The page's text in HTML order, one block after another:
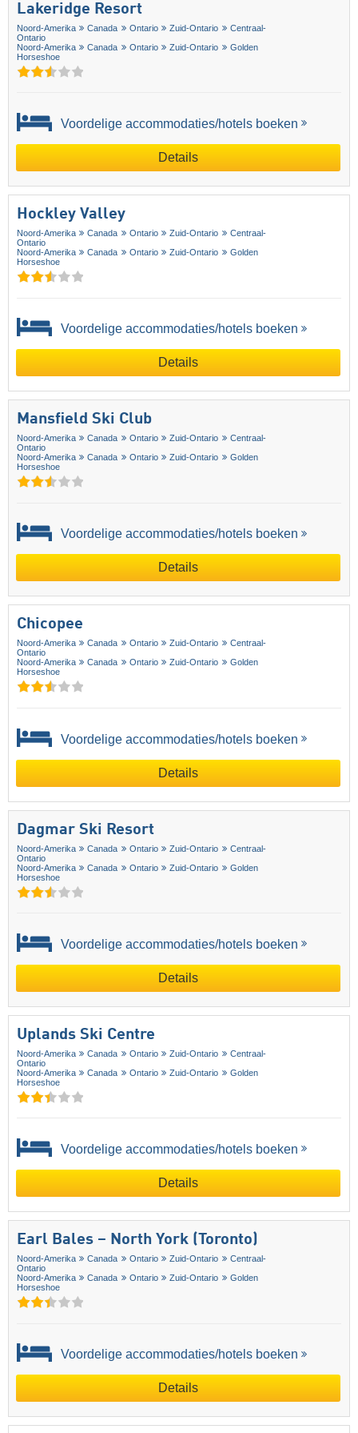
Lakeridge Resort
Noord-Amerika Canada Ontario Zuid-Ontario
Centraal-
Ontario
Noord-Amerika
Canada Ontario Zuid-Ontario
Golden
Horseshoe
Voordelige accommodaties/hotels boeken
Details
Hockley Valley
Noord-Amerika Canada Ontario Zuid-Ontario
Centraal-
Ontario
Noord-Amerika
Canada Ontario Zuid-Ontario
Golden
Horseshoe
Voordelige accommodaties/hotels boeken
Details
Mansfield Ski Club
Noord-Amerika Canada Ontario Zuid-Ontario
Centraal-
Ontario
Noord-Amerika
Canada Ontario Zuid-Ontario
Golden
Horseshoe
Voordelige accommodaties/hotels boeken
Details
Chicopee
Noord-Amerika Canada Ontario Zuid-Ontario
Centraal-
Ontario
Noord-Amerika
Canada Ontario Zuid-Ontario
Golden
Horseshoe
Voordelige accommodaties/hotels boeken
Details
Dagmar Ski Resort
Noord-Amerika Canada Ontario Zuid-Ontario
Centraal-
Ontario
Noord-Amerika
Canada Ontario Zuid-Ontario
Golden
Horseshoe
Voordelige accommodaties/hotels boeken
Details
Uplands Ski Centre
Noord-Amerika Canada Ontario Zuid-Ontario
Centraal-
Ontario
Noord-Amerika
Canada Ontario Zuid-Ontario
Golden
Horseshoe
Voordelige accommodaties/hotels boeken
Details
Earl Bales – North York (Toronto)
Noord-Amerika Canada Ontario Zuid-Ontario
Centraal-
Ontario
Noord-Amerika
Canada Ontario Zuid-Ontario
Golden
Horseshoe
Voordelige accommodaties/hotels boeken
Details